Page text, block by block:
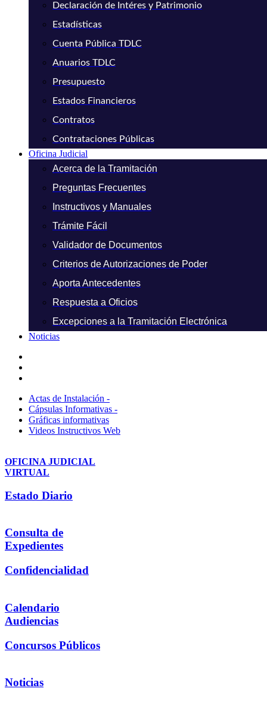
Declaración de Intéres y Patrimonio
Estadísticas
Cuenta Pública TDLC
Anuarios TDLC
Presupuesto
Estados Financieros
Contratos
Contrataciones Públicas
Oficina Judicial
Acerca de la Tramitación
Preguntas Frecuentes
Instructivos y Manuales
Trámite Fácil
Validador de Documentos
Criterios de Autorizaciones de Poder
Aporta Antecedentes
Respuesta a Oficios
Excepciones a la Tramitación Electrónica
Noticias
Actas de Instalación -
Cápsulas Informativas -
Gráficas informativas
Videos Instructivos Web
OFICINA JUDICIAL
VIRTUAL
Estado Diario
Consulta de
Expedientes
Confidencialidad
Calendario
Audiencias
Concursos Públicos
Noticias